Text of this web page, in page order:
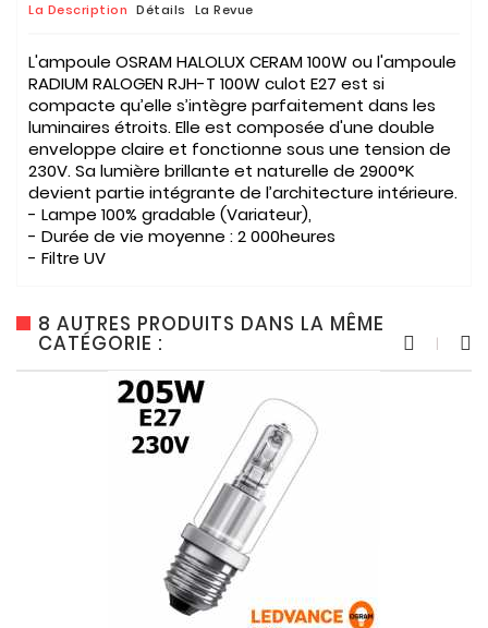
La Description Détails La Revue
L'ampoule OSRAM HALOLUX CERAM 100W ou l'ampoule
RADIUM RALOGEN RJH-T 100W culot E27 est si
compacte qu’elle s’intègre parfaitement dans les
luminaires étroits. Elle est composée d'une double
enveloppe claire et fonctionne sous une tension de
230V. Sa lumière brillante et naturelle de 2900°K
devient partie intégrante de l’architecture intérieure.
- Lampe 100% gradable (Variateur),
- Durée de vie moyenne : 2 000heures
- Filtre UV
8 AUTRES PRODUITS DANS LA MÊME
CATÉGORIE :